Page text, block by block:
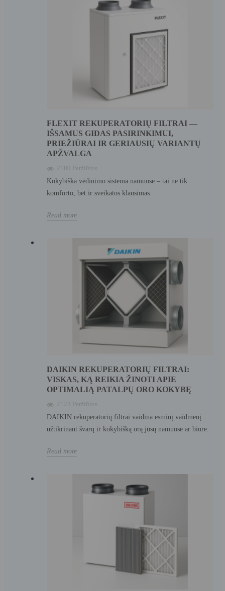
FLEXIT REKUPERATORIŲ FILTRAI —
IŠSAMUS GIDAS PASIRINKIMUI,
PRIEŽIŪRAI IR GERIAUSIŲ VARIANTŲ
APŽVALGA
2100 Peržiūros
Kokybiška vėdinimo sistema namuose – tai ne tik
komforto, bet ir sveikatos klausimas.
Read more
DAIKIN REKUPERATORIŲ FILTRAI:
VISKAS, KĄ REIKIA ŽINOTI APIE
OPTIMALIĄ PATALPŲ ORO KOKYBĘ
2123 Peržiūros
DAIKIN rekuperatorių filtrai vaidina esminį vaidmenį
užtikrinant švarų ir kokybišką orą jūsų namuose ar biure.
Read more